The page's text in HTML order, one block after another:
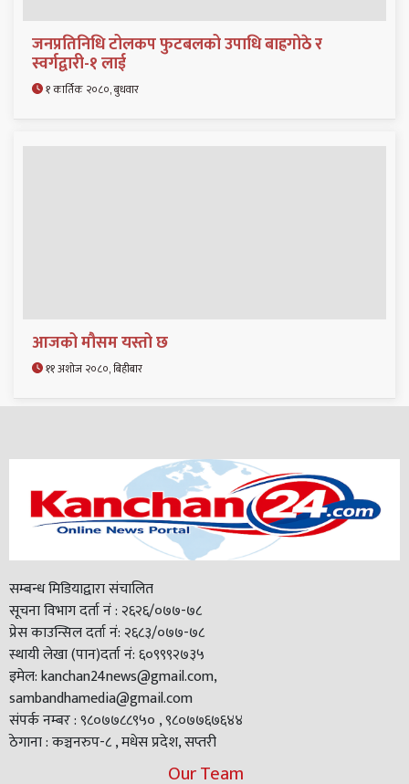
जनप्रतिनिधि टोलकप फुटबलको उपाधि बाह्रगोठे र
स्वर्गद्वारी-१ लाई
१ कार्तिक २०८०, बुधवार
आजको मौसम यस्तो छ
११ अशोज २०८०, बिहीबार
सम्बन्ध मिडियाद्वारा संचालित
सूचना विभाग दर्ता नं : २६२६/०७७-७८
प्रेस काउन्सिल दर्ता नं: २६८३/०७७-७८
स्थायी लेखा (पान)दर्ता नं: ६०९९९२७३५
इमेल: kanchan24news@gmail.com,
sambandhamedia@gmail.com
संपर्क नम्बर : ९८०७७८८९५० , ९८०७७६७६४४
ठेगाना : कञ्चनरुप-८ , मधेस प्रदेश, सप्तरी
Our Team